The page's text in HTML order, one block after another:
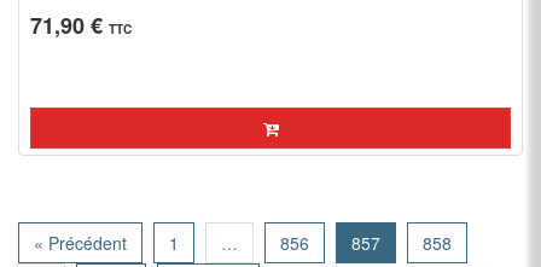
71,90 € TTC
« Précédent 1 … 856 857
858